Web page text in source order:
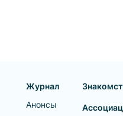
Журнал
Анонсы